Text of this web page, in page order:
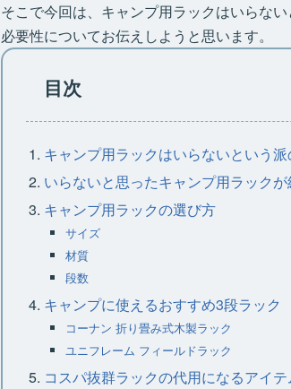
そこで今回は、キャンプ用ラックはいらな
必要性についてお伝えしようと思います。
目次
キャンプ用ラックはいらないという
いらないと思ったキャンプ用ラック
キャンプ用ラックの選び方
サイズ
材質
段数
キャンプに使えるおすすめ3段ラック
コーナン 折り畳み式木製ラック
ユニフレーム フィールドラック
コスパ抜群ラックの代用になるアイテ